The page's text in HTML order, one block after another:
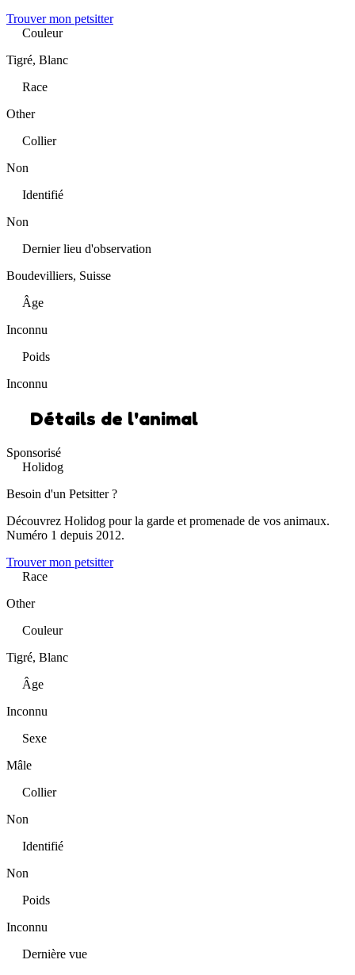
Trouver mon petsitter
Couleur
Tigré, Blanc
Race
Other
Collier
Non
Identifié
Non
Dernier lieu d'observation
Boudevilliers, Suisse
Âge
Inconnu
Poids
Inconnu
Détails de l'animal
Sponsorisé
Holidog
Besoin d'un Petsitter ?
Découvrez Holidog pour la garde et promenade de vos animaux.
Numéro 1 depuis 2012.
Trouver mon petsitter
Race
Other
Couleur
Tigré, Blanc
Âge
Inconnu
Sexe
Mâle
Collier
Non
Identifié
Non
Poids
Inconnu
Dernière vue